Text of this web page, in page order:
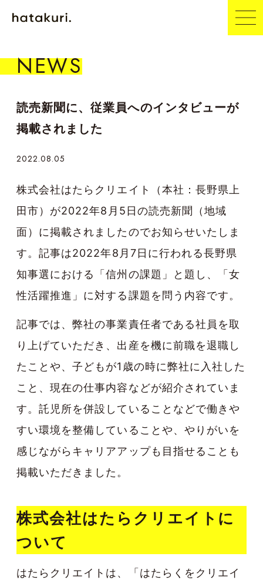
NEWS
読売新聞に、従業員へのインタビューが
掲載されました
2022.08.05
株式会社はたらクリエイト（本社：長野県上
田市）が2022年8月5日の読売新聞（地域
面）に掲載されましたのでお知らせいたしま
す。記事は2022年8月7日に行われる長野県
知事選における「信州の課題」と題し、「女
性活躍推進」に対する課題を問う内容です。
記事では、弊社の事業責任者である社員を取
り上げていただき、出産を機に前職を退職し
たことや、子どもが1歳の時に弊社に入社した
こと、現在の仕事内容などが紹介されていま
す。託児所を併設していることなどで働きや
すい環境を整備していることや、やりがいを
感じながらキャリアアップも目指せることも
掲載いただきました。
株式会社はたらクリエイトに
ついて
はたらクリエイトは、「はたらくをクリエイ